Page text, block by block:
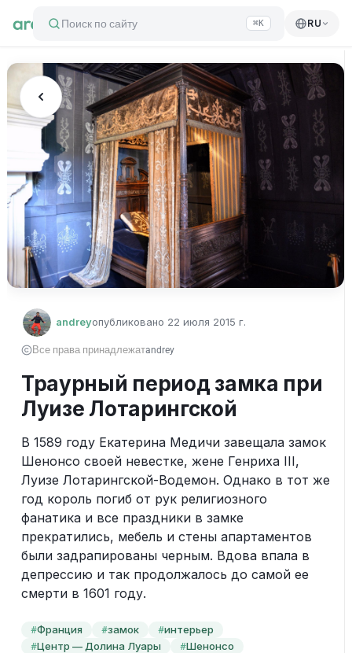
Поиск по сайту ⌘K RU
andreyопубликовано 22 июля 2015 г.
Все права принадлежатandrey
Траурный период замка при
Луизе Лотарингской
В 1589 году Екатерина Медичи завещала замок
Шенонсо своей невестке, жене Генриха III,
Луизе Лотарингской-Водемон. Однако в тот же
год король погиб от рук религиозного
фанатика и все праздники в замке
прекратились, мебель и стены апартаментов
были задрапированы черным. Вдова впала в
депрессию и так продолжалось до самой ее
смерти в 1601 году.
#Франция #замок #интерьер
#Центр — Долина Луары #Шенонсо